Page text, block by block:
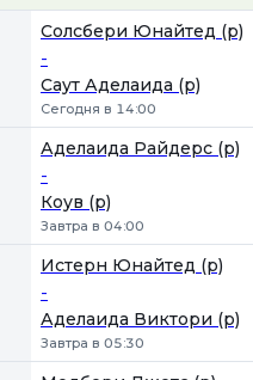
Солсбери Юнайтед (р)
-
Саут Аделаида (р)
Сегодня в 14:00
Аделаида Райдерс (р)
-
Коув (р)
Завтра в 04:00
Истерн Юнайтед (р)
-
Аделаида Виктори (р)
Завтра в 05:30